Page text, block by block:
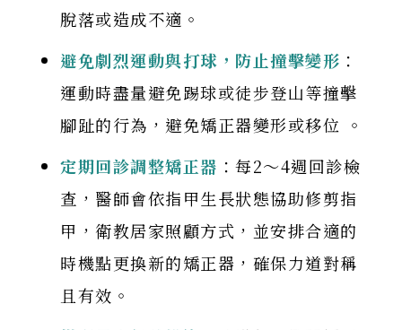
脫落或造成不適。
避免劇烈運動與打球，防止撞擊變形 ：
運動時盡量避免踢球或徒步登山等撞擊
腳趾的行為，避免矯正器變形或移位 。
定期回診調整矯正器 ：每2～4週回診檢
查，醫師會依指甲生長狀態協助修剪指
甲，衛教居家照顧方式，並安排合適的
時機點更換新的矯正器，確保力道對稱
且有效。